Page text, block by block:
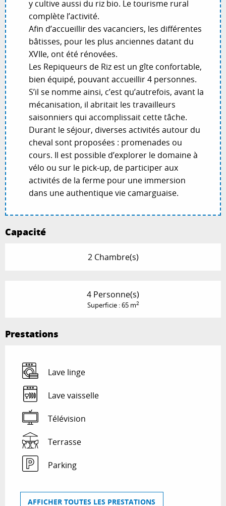
y cultive aussi du riz bio. Le tourisme rural
complète l’activité.
Afin d’accueillir des vacanciers, les différentes
bâtisses, pour les plus anciennes datant du
XVIIe, ont été rénovées.
Les Repiqueurs de Riz est un gîte confortable,
bien équipé, pouvant accueillir 4 personnes.
S’il se nomme ainsi, c’est qu’autrefois, avant la
mécanisation, il abritait les travailleurs
saisonniers qui accomplissait cette tâche.
Durant le séjour, diverses activités autour du
cheval sont proposées : promenades ou
cours. Il est possible d’explorer le domaine à
vélo ou sur le pick-up, de participer aux
activités de la ferme pour une immersion
dans une authentique vie camarguaise.
Capacité
2 Chambre(s)
4 Personne(s)
Superficie : 65 m2
Prestations
Lave linge
Lave vaisselle
Télévision
Terrasse
Parking
AFFICHER TOUTES LES PRESTATIONS